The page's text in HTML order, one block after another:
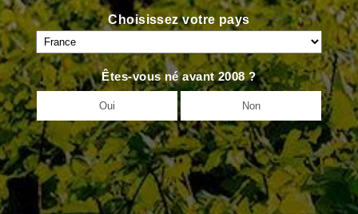
Choisissez votre pays
Êtes-vous né avant 2008 ?
Oui Non
Accueil
Qui Sommes Nous
L’Équipe
Contact
Actualités
Nos Maisons